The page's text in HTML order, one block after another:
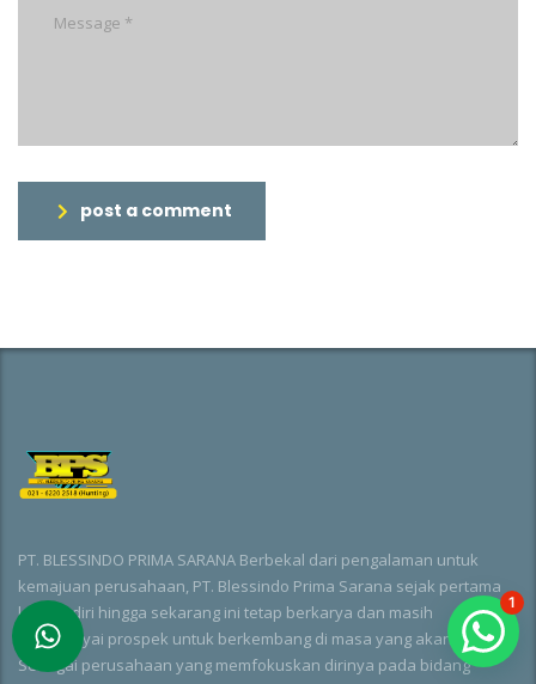
post a comment
PT. BLESSINDO PRIMA SARANA Berbekal dari pengalaman untuk
kemajuan perusahaan, PT. Blessindo Prima Sarana sejak pertama
kali berdiri hingga sekarang ini tetap berkarya dan masih
mempunyai prospek untuk berkembang di masa yang akan datang.
Sebagai perusahaan yang memfokuskan dirinya pada bidang
1